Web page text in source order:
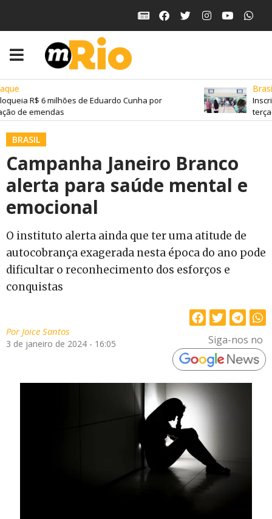
R$ 6 milhões de Eduardo Cunha por
de emendas
Brasil
terça-
BRASIL
Campanha Janeiro Branco
alerta para saúde mental e
emocional
O instituto alerta ainda que ter uma atitude de
autocobrança exagerada nesta época do ano pode
dificultar o reconhecimento dos esforços e
conquistas
PorJoice Santos
3 de janeiro de 2024 - 16:05 Siga-nos no